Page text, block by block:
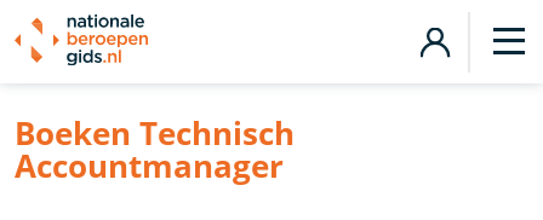
Boeken Technisch
Accountmanager